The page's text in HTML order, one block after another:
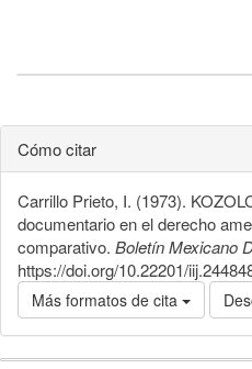
Cómo citar
Carrillo Prieto, I. (1973).
documentario en el derecho
comparativo. Boletín Mexicano
https://doi.org/10.22201/
Más formatos de cita